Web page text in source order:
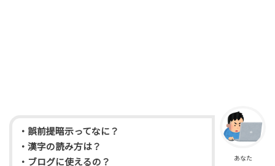
あなた
・誤前提暗示ってなに？
・漢字の読み方は？
・ブログに使えるの？